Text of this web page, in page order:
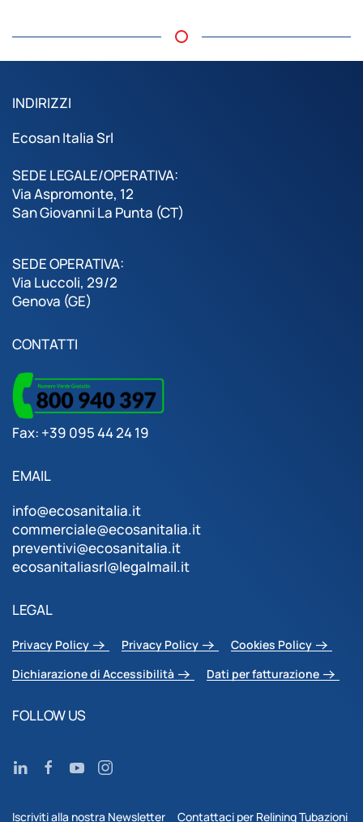
INDIRIZZI
Ecosan Italia Srl
SEDE LEGALE/OPERATIVA:
Via Aspromonte, 12
San Giovanni La Punta (CT)
SEDE OPERATIVA:
Via Luccoli, 29/2
Genova (GE)
CONTATTI
Fax: +39 095 44 24 19
EMAIL
info@ecosanitalia.it
commerciale@ecosanitalia.it
preventivi@ecosanitalia.it
ecosanitaliasrl@legalmail.it
LEGAL
Privacy Policy Privacy Policy
Cookies Policy
Dichiarazione di Accessibilità
Dati per fatturazione
FOLLOW US
Iscriviti alla nostra Newsletter Contattaci per Relining Tubazioni